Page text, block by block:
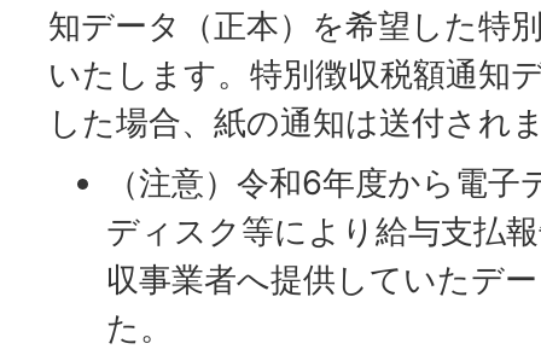
知データ（正本）を希望した特
いたします。特別徴収税額通知
した場合、紙の通知は送付され
（注意）令和6年度から電
ディスク等により給与支払
収事業者へ提供していたデ
た。